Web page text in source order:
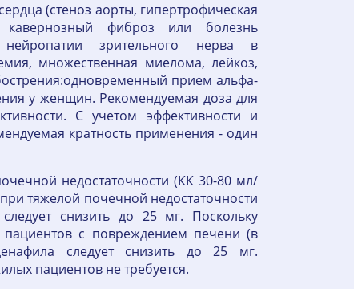
(стеноз аорты, гипертрофическая
кавернозный фиброз или болезнь
зрительного нерва в
множественная миелома, лейкоз,
прием альфа-
у женщин. Рекомендуемая доза для
С учетом эффективности и
кратность применения - один
недостаточности (КК 30-80 мл/
тяжелой почечной недостаточности
снизить до 25 мг. Поскольку
с повреждением печени (в
следует снизить до 25 мг.
пациентов не требуется.